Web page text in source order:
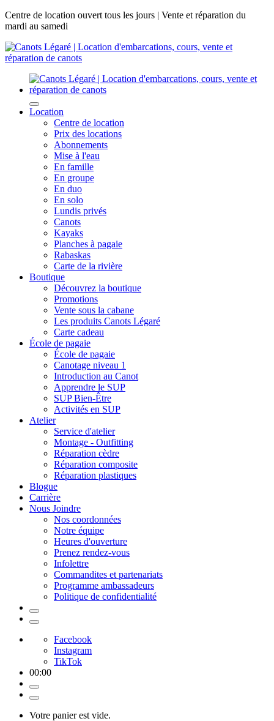
Centre de location ouvert tous les jours | Vente et réparation du
mardi au samedi
Location
Centre de location
Prix des locations
Abonnements
Mise à l'eau
En famille
En groupe
En duo
En solo
Lundis privés
Canots
Kayaks
Planches à pagaie
Rabaskas
Carte de la rivière
Boutique
Découvrez la boutique
Promotions
Vente sous la cabane
Les produits Canots Légaré
Carte cadeau
École de pagaie
École de pagaie
Canotage niveau 1
Introduction au Canot
Apprendre le SUP
SUP Bien-Être
Activités en SUP
Atelier
Service d'atelier
Montage - Outfitting
Réparation cèdre
Réparation composite
Réparation plastiques
Blogue
Carrière
Nous Joindre
Nos coordonnées
Notre équipe
Heures d'ouverture
Prenez rendez-vous
Infolettre
Commandites et partenariats
Programme ambassadeurs
Politique de confidentialité
Facebook
Instagram
TikTok
00:00
Votre panier est vide.